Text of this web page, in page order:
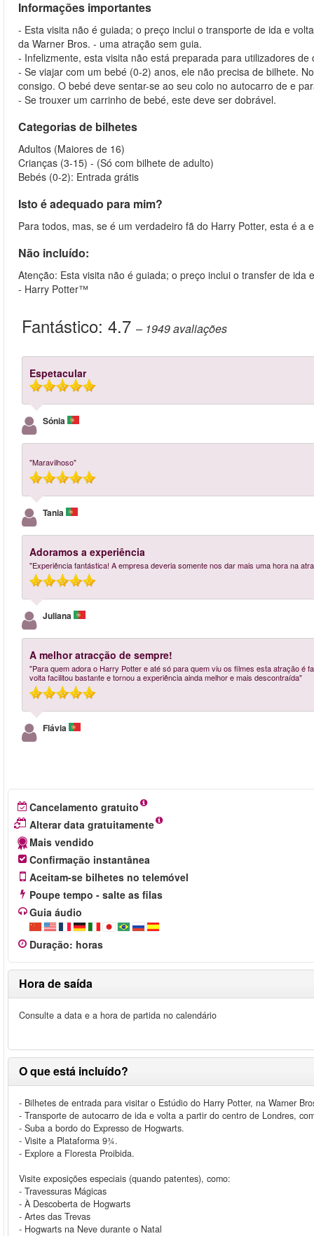
Informações importantes
- Esta visita não é guiada; o preço inclui o transporte de ida e
da Warner Bros. - uma atração sem guia.
- Infelizmente, esta visita não está preparada para utilizadores de
- Se viajar com um bebé (0-2) anos, ele não precisa de bilhete.
consigo. O bebé deve sentar-se ao seu colo no autocarro de e
- Se trouxer um carrinho de bebé, este deve ser dobrável.
Categorias de bilhetes
Adultos (Maiores de 16)
Crianças (3-15) - (Só com bilhete de adulto)
Bebés (0-2): Entrada grátis
Isto é adequado para mim?
Para todos, mas, se é um verdadeiro fã do Harry Potter, esta é a
Não incluído:
Atenção: Esta visita não é guiada; o preço inclui o transfer de
- Harry Potter™
Fantástico: 4.7 – 1949avaliações
Espetacular
Sónia
"Maravilhoso"
Tania
Adoramos a experiência
"Experiência fantástica! A empresa deveria somente nos dar mais uma hora na
Juliana
A melhor atracção de sempre!
"Para quem adora o Harry Potter e até só para quem viu os filmes esta atração é
volta facilitou bastante e tornou a experiência ainda melhor e mais descontraída"
Flávia
Cancelamento gratuito
Alterar data gratuitamente
Mais vendido
Confirmação instantânea
Aceitam-se bilhetes no telemóvel
Poupe tempo - salte as filas
Guia áudio
Duração: horas
Hora de saída
Consulte a data e a hora de partida no calendário
O que está incluído?
- Bilhetes de entrada para visitar o Estúdio do Harry Potter, na Warner
- Transporte de autocarro de ida e volta a partir do centro de Londres,
- Suba a bordo do Expresso de Hogwarts.
- Visite a Plataforma 9¾.
- Explore a Floresta Proibida.
Visite exposições especiais (quando patentes), como:
- Travessuras Mágicas
- À Descoberta de Hogwarts
- Artes das Trevas
- Hogwarts na Neve durante o Natal